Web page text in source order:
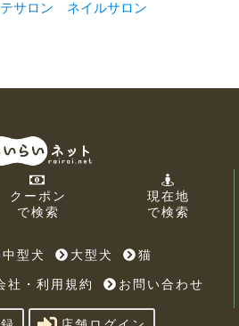
サロン ネイルサロン
クーポン
で検索
現在地
で検索
中型犬 大型犬
猫
社・利用規約 お問い合わせ